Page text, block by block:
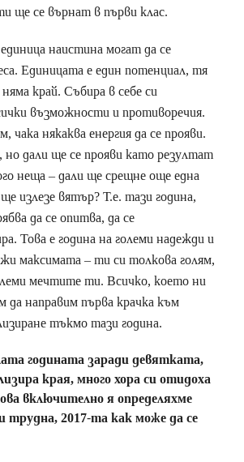
ще се върнат в първи клас.
наистина могат да се
Единицата е един потенциал, тя
край. Събира в себе си
възможности и противоречия.
чака някаква енергия да се прояви.
но дали ще се прояви като резултат
неща – дали ще срещне още една
излезе вятър? Т.е. тази година,
да се опитва, да се
Това е година на големи надежди и
максимата – ти си толкова голям,
мечтите ти. Всичко, което ни
да направим първа крачка към
тъкмо тази година.
годината заради девятката,
края, много хора си отидоха
включително я определяхме
трудна, 2017-та как може да се